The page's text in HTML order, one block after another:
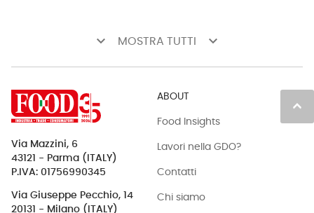
keyboard_arrow_down MOSTRA TUTTI keyboard_arrow_down
keyboard_arrow_up
Via Mazzini, 6
43121 - Parma (ITALY)
P.IVA: 01756990345
Via Giuseppe Pecchio, 14
20131 - Milano (ITALY)
ABOUT
Food Insights
Lavori nella GDO?
Contatti
Chi siamo